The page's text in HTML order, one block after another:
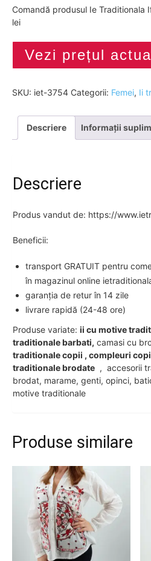
Comandă produsul Ie Traditionala
lei
Vezi prețul
SKU: iet-3754 Categorii: Femei, Ii
Descriere Informații
Descriere
Produs vandut de: https://
Beneficii:
transport GRATUIT pentru
în magazinul online
garanția de retur în 14 zile
livrare rapidă (24-48 ore)
Produse variate: ii cu motive
traditionale barbati, camasi cu
traditionale copii , compleuri
traditionale brodate , accesorii
brodat, marame, genti, opinci,
motive traditionale
Produse similare